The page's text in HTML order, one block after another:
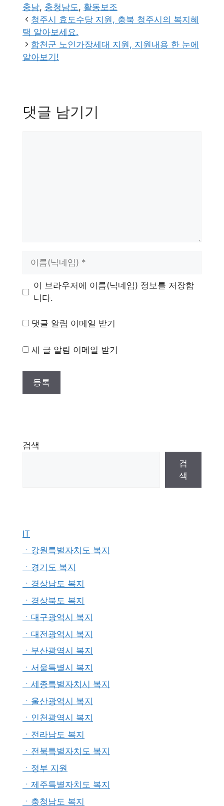
테
고
리
충남, 충청남도, 활동보조
청주시 효도수당 지원, 충북 청주시의 복지혜
택 알아보세요.
합천군 노인가장세대 지원, 지원내용 한 눈에
알아보기!
댓글 남기기
이 브라우저에 이름(닉네임) 정보를 저장합
니다.
댓글 알림 이메일 받기
새 글 알림 이메일 받기
검색
검
색
IT
ㆍ강원특별자치도 복지
ㆍ경기도 복지
ㆍ경상남도 복지
ㆍ경상북도 복지
ㆍ대구광역시 복지
ㆍ대전광역시 복지
ㆍ부산광역시 복지
ㆍ서울특별시 복지
ㆍ세종특별자치시 복지
ㆍ울산광역시 복지
ㆍ인천광역시 복지
ㆍ전라남도 복지
ㆍ전북특별자치도 복지
ㆍ정부 지원
ㆍ제주특별자치도 복지
ㆍ충청남도 복지